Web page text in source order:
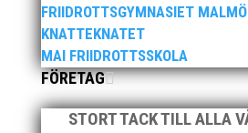
FRIIDROTTSGYMNASIET MALMÖ
KNATTEKNATET
MAI FRIIDROTTSSKOLA
FÖRETAG
STORT TACK TILL ALLA
MAI hälsar välkommen till
Atleticum, Malmö, 10-11